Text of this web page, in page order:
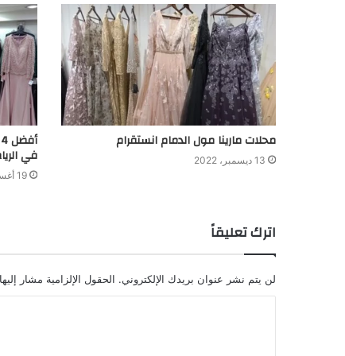
محلات مارينا مول الدمام انستقرام
13 ديسمبر، 2022 في
19 أغسطس، 2022
اترك تعليقاً
لن يتم نشر عنوان بريدك الإلكتروني. الحقول الإلزامية مشار